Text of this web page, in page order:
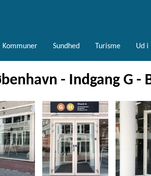
Kommuner Sundhed Turisme Ud i
- Indgang G -